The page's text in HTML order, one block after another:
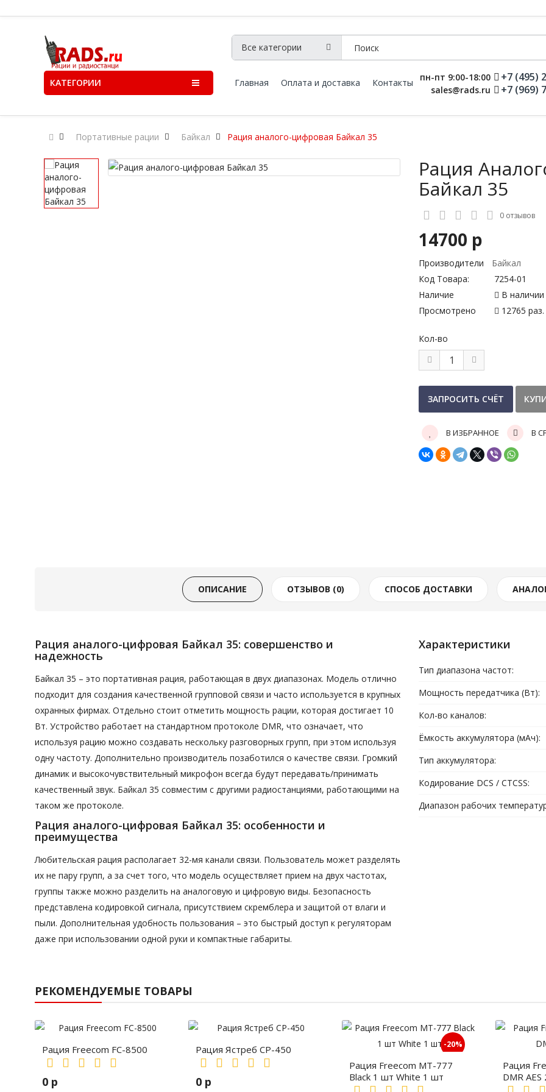
КАТЕГОРИИ Главная Оплата и доставка Контакты
пн-пт 9:00-18:00
sales@rads.ru
+7 (495)
+7 (969)
Портативные рации Байкал Рация аналого-цифровая Байкал 35
Рация
Байкал 35
0 отзывов
14700 р
Производители
Байкал
Код Товара:
7254-01
Наличие
В наличии
Просмотрено
12765 раз.
Кол-во
В ИЗБРАННОЕ В
ОПИСАНИЕ ОТЗЫВОВ (0) СПОСОБ ДОСТАВКИ
Рация аналого-цифровая Байкал 35: совершенство и
надежность
Байкал 35 – это портативная рация, работающая в двух диапазонах. Модель отлично
подходит для создания качественной групповой связи и часто используется в крупных
охранных фирмах. Отдельно стоит отметить мощность рации, которая достигает 10
Вт. Устройство работает на стандартном протоколе DMR, что означает, что
используя рацию можно создавать нескольку разговорных групп, при этом используя
одну частоту. Дополнительно производитель позаботился о качестве связи. Громкий
динамик и высокочувствительный микрофон всегда будут передавать/принимать
качественный звук. Байкал 35 совместим с другими радиостанциями, работающими на
таком же протоколе.
Рация аналого-цифровая Байкал 35: особенности и
преимущества
Любительская рация располагает 32-мя канали связи. Пользователь может разделять
их не пару групп, а за счет того, что модель осуществляет прием на двух частотах,
группы также можно разделить на аналоговую и цифровую виды. Безопасность
представлена кодировкой сигнала, присутствием скремблера и защитой от влаги и
пыли. Дополнительная удобность пользования – это быстрый доступ к регуляторам
даже при использовании одной руки и компактные габариты.
Характеристики
Тип диапазона частот:
Мощность передатчика (Вт):
Кол-во каналов:
Ёмкость аккумулятора (мАч):
Тип аккумулятора:
Кодирование DCS / CTCSS:
Диапазон рабочих
РЕКОМЕНДУЕМЫЕ ТОВАРЫ
Рация Freecom FC-8500
0 р
Рация Ястреб СР-450
0 р
-20%
Рация Freecom MT-777
Black 1 шт White 1 шт
Рация
DMR AES